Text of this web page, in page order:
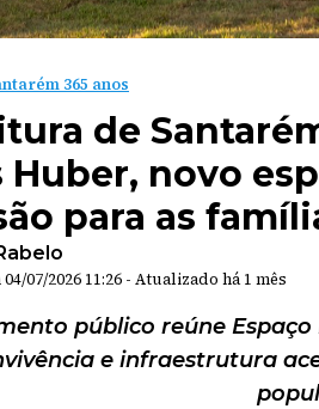
365 anos
de
Huber, novo
para as
04/07/2026 11:26 - Atualizado há 1 mês
público reúne
e infraestrutura